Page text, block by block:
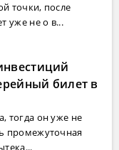
точки, после
уже не о в...
билет в
тогда он уже не
промежуточная